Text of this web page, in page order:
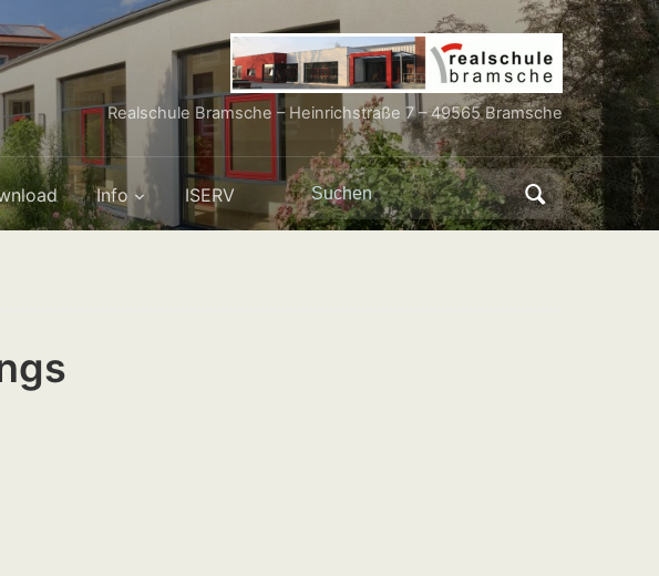
Realschule Bramsche – Heinrichstraße 7 – 49565 Bramsche
Info ISERV
Search
for: